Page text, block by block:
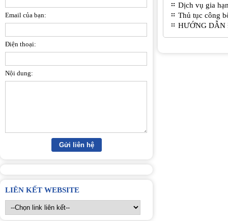
Dịch vụ gia
Thủ tục công
HƯỚNG DẪN
Email của bạn:
Điện thoại:
Nội dung:
LIÊN KẾT WEBSITE